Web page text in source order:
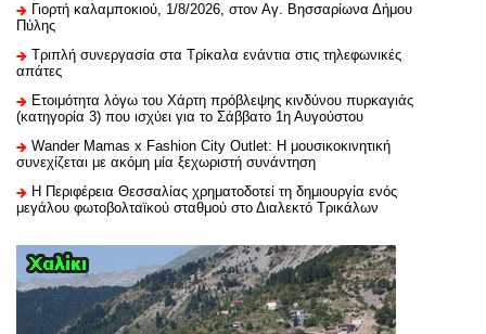
Γιορτή καλαμποκιού, 1/8/2026, στον Αγ. Βησσαρίωνα Δήμου
Πύλης
Τριπλή συνεργασία στα Τρίκαλα ενάντια στις τηλεφωνικές
απάτες
Ετοιμότητα λόγω του Χάρτη πρόβλεψης κινδύνου πυρκαγιάς
(κατηγορία 3) που ισχύει για το Σάββατο 1η Αυγούστου
Wander Mamas x Fashion City Outlet: Η μουσικοκινητική
συνεχίζεται με ακόμη μία ξεχωριστή συνάντηση
H Περιφέρεια Θεσσαλίας χρηματοδοτεί τη δημιουργία ενός
μεγάλου φωτοβολταϊκού σταθμού στο Διαλεκτό Τρικάλων